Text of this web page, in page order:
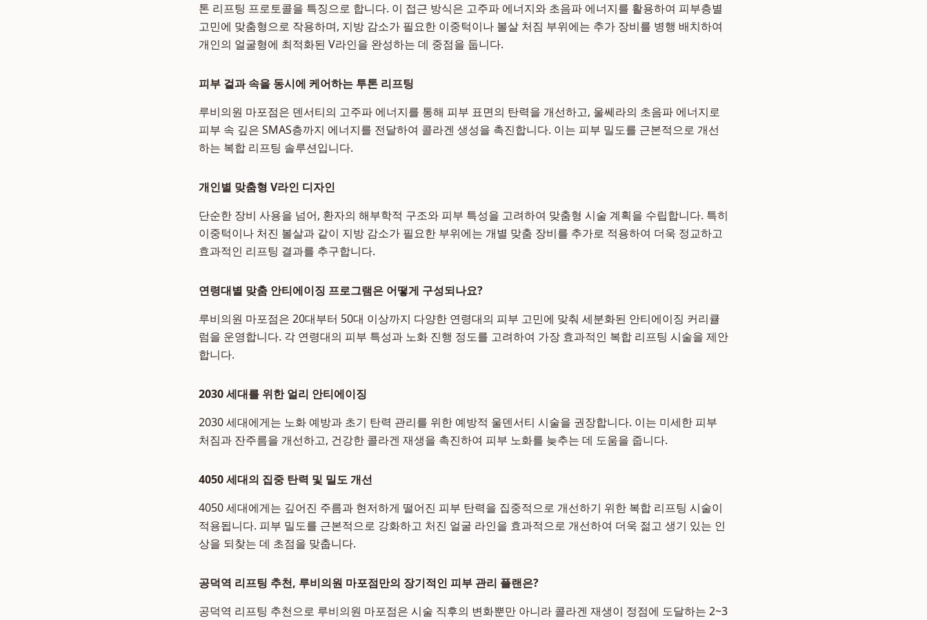
톤 리프팅 프로토콜을 특징으로 합니다. 이 접근 방식은 고주파 에너지와 초음파 에너지를 활용하여 피부층별
고민에 맞춤형으로 작용하며, 지방 감소가 필요한 이중턱이나 볼살 처짐 부위에는 추가 장비를 병행 배치하여
개인의 얼굴형에 최적화된 V라인을 완성하는 데 중점을 둡니다.
피부 겉과 속을 동시에 케어하는 투톤 리프팅
루비의원 마포점은 덴서티의 고주파 에너지를 통해 피부 표면의 탄력을 개선하고, 울쎄라의 초음파 에너지로
피부 속 깊은 SMAS층까지 에너지를 전달하여 콜라겐 생성을 촉진합니다. 이는 피부 밀도를 근본적으로 개선
하는 복합 리프팅 솔루션입니다.
개인별 맞춤형 V라인 디자인
단순한 장비 사용을 넘어, 환자의 해부학적 구조와 피부 특성을 고려하여 맞춤형 시술 계획을 수립합니다. 특히
이중턱이나 처진 볼살과 같이 지방 감소가 필요한 부위에는 개별 맞춤 장비를 추가로 적용하여 더욱 정교하고
효과적인 리프팅 결과를 추구합니다.
연령대별 맞춤 안티에이징 프로그램은 어떻게 구성되나요?
루비의원 마포점은 20대부터 50대 이상까지 다양한 연령대의 피부 고민에 맞춰 세분화된 안티에이징 커리큘
럼을 운영합니다. 각 연령대의 피부 특성과 노화 진행 정도를 고려하여 가장 효과적인 복합 리프팅 시술을 제안
합니다.
2030 세대를 위한 얼리 안티에이징
2030 세대에게는 노화 예방과 초기 탄력 관리를 위한 예방적 울덴서티 시술을 권장합니다. 이는 미세한 피부
처짐과 잔주름을 개선하고, 건강한 콜라겐 재생을 촉진하여 피부 노화를 늦추는 데 도움을 줍니다.
4050 세대의 집중 탄력 및 밀도 개선
4050 세대에게는 깊어진 주름과 현저하게 떨어진 피부 탄력을 집중적으로 개선하기 위한 복합 리프팅 시술이
적용됩니다. 피부 밀도를 근본적으로 강화하고 처진 얼굴 라인을 효과적으로 개선하여 더욱 젊고 생기 있는 인
상을 되찾는 데 초점을 맞춥니다.
공덕역 리프팅 추천, 루비의원 마포점만의 장기적인 피부 관리 플랜은?
공덕역 리프팅 추천으로 루비의원 마포점은 시술 직후의 변화뿐만 아니라 콜라겐 재생이 정점에 도달하는 2~3